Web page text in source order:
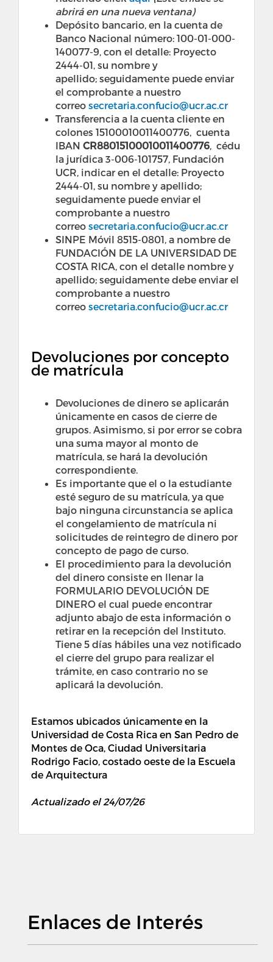
abrirá en una nueva ventana)
Depósito bancario, en la cuenta de
Banco Nacional número: 100-01-000-
140077-9, con el detalle: Proyecto
2444-01, su nombre y
apellido; seguidamente puede enviar
el comprobante a nuestro
correo secretaria.confucio@ucr.ac.cr
Transferencia a la cuenta cliente en
colones 15100010011400776, cuenta
IBAN CR88015100010011400776, cédu
la jurídica 3-006-101757, Fundación
UCR, indicar en el detalle: Proyecto
2444-01, su nombre y apellido;
seguidamente puede enviar el
comprobante a nuestro
correo secretaria.confucio@ucr.ac.cr
SINPE Móvil 8515-0801, a nombre de
FUNDACIÓN DE LA UNIVERSIDAD DE
COSTA RICA, con el detalle nombre y
apellido; seguidamente debe enviar el
comprobante a nuestro
correo secretaria.confucio@ucr.ac.cr
Devoluciones por concepto
de matrícula
Devoluciones de dinero se aplicarán
únicamente en casos de cierre de
grupos. Asimismo, si por error se cobra
una suma mayor al monto de
matrícula, se hará la devolución
correspondiente.
Es importante que el o la estudiante
esté seguro de su matrícula, ya que
bajo ninguna circunstancia se aplica
el congelamiento de matrícula ni
solicitudes de reintegro de dinero por
concepto de pago de curso.
El procedimiento para la devolución
del dinero consiste en llenar la
FORMULARIO DEVOLUCIÓN DE
DINERO el cual puede encontrar
adjunto abajo de esta información o
retirar en la recepción del Instituto.
Tiene 5 días hábiles una vez notificado
el cierre del grupo para realizar el
trámite, en caso contrario no se
aplicará la devolución.
Estamos ubicados únicamente en la
Universidad de Costa Rica en San Pedro de
Montes de Oca, Ciudad Universitaria
Rodrigo Facio, costado oeste de la Escuela
de Arquitectura
Actualizado el 24/07/26
Enlaces de Interés